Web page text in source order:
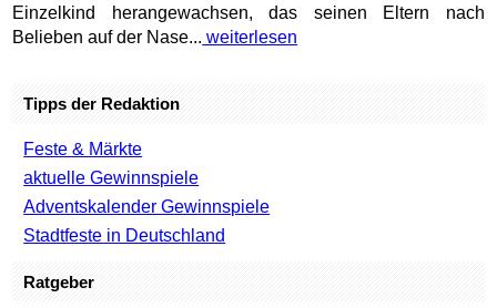
Einzelkind herangewachsen, das seinen Eltern nach
Belieben auf der Nase... weiterlesen
Tipps der Redaktion
Feste & Märkte
aktuelle Gewinnspiele
Adventskalender Gewinnspiele
Stadtfeste in Deutschland
Ratgeber